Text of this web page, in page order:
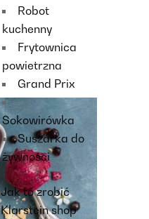
Robot
kuchenny
Frytownica
powietrzna
Grand Prix
Sokowirówka
Suszarka do
żywności
Jak to zrobić
Klarstein shop